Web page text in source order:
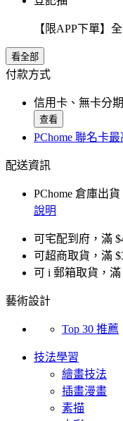
【限APP下單】
看全部
付款方式
信用卡、無卡分
查看
PChome 聯名卡
配送資訊
PChome 倉庫出
說明
可宅配到府，滿
可超商取貨，滿
可 i 郵箱取貨，滿
藝術設計
Top 30 推薦
技法學習
繪畫技法
插畫漫畫
素描